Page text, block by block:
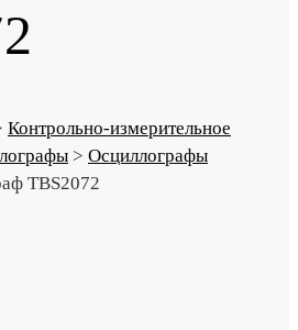
Контрольно-измерительное
> Осциллографы
TBS2072